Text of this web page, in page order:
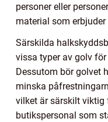
personer eller
material som
Särskilda
vissa typer av golv
Dessutom bör golvet
minska
vilket är särskilt viktig
butikspersonal som